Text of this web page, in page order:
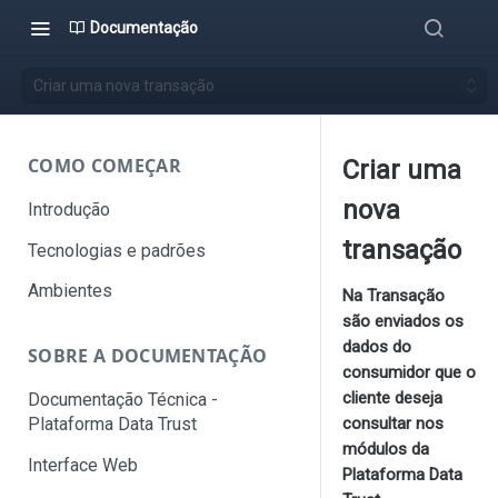
Documentação
Criar uma nova transação
COMO COMEÇAR
Introdução
Tecnologias e padrões
Ambientes
SOBRE A DOCUMENTAÇÃO
Documentação Técnica -
Plataforma Data Trust
Interface Web
Criar uma
nova
transação
Na Transação
são enviados os
dados do
consumidor que o
cliente deseja
consultar nos
módulos da
Plataforma Data